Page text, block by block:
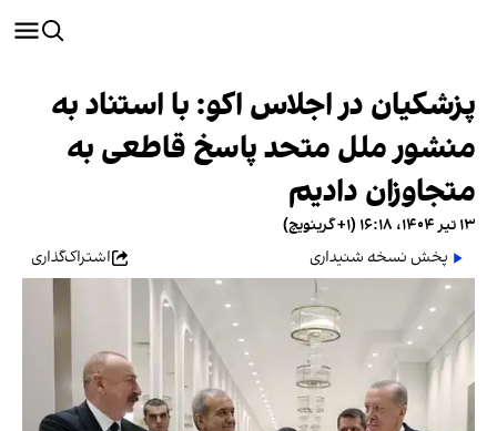
پزشکیان در اجلاس اکو: با استناد به
منشور ملل متحد پاسخ قاطعی به
متجاوزان دادیم
۱۳ تیر ۱۴۰۴، ۱۶:۱۸ (‎+۱ گرینویچ)
پخش نسخه شنیداری
اشتراک‌گذاری